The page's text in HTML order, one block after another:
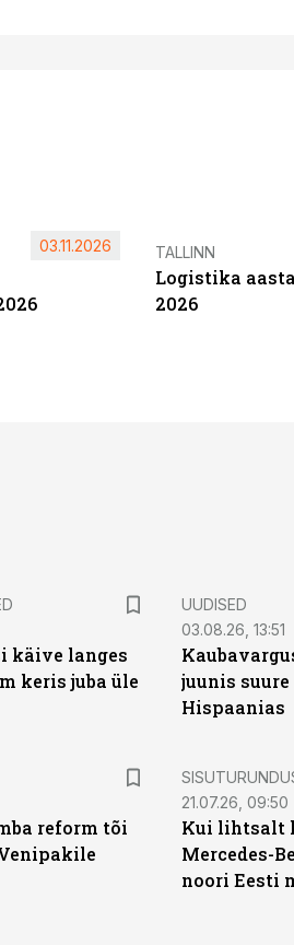
03.11.2026 TALLINN
Logistika
2026
käive langes
keris juba üle
UUDISED
03.08.26, 13:51
juunis
Hispaanias
reform tõi
ST
21.07.26, 09:50
Kui lihtsalt
Mercedes-
noori Eesti